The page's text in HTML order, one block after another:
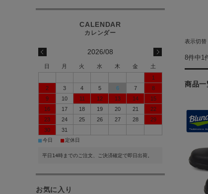
表示切替
8件中1
商品一
2026/08
日 月 火 水 木 金
土
1
2
3 4 5 6 7
8
9
10 11 12 13 14
15
16
17 18 19 20 21
22
23
24 25 26 27 28
29
30
31
■今日 ■ 定休日
平日14時までのご注文、ご決済確定で即日出荷。
お気に入り